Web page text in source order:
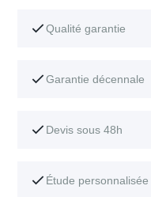
Qualité garantie
Garantie décennale
Devis sous 48h
Étude personnalisée